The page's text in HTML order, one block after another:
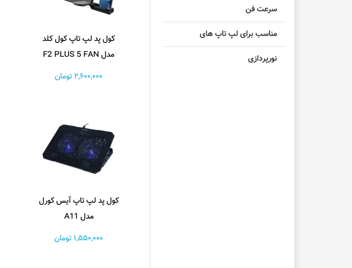
سرعت فن
مناسب برای لپ تاپ های
نورپردازی
کول پد لپ تاپ کول کلد
مدل F2 PLUS 5 FAN
2,600,000 تومان
کول پد لپ تاپ آیس کورل
مدل A11
1,550,000 تومان